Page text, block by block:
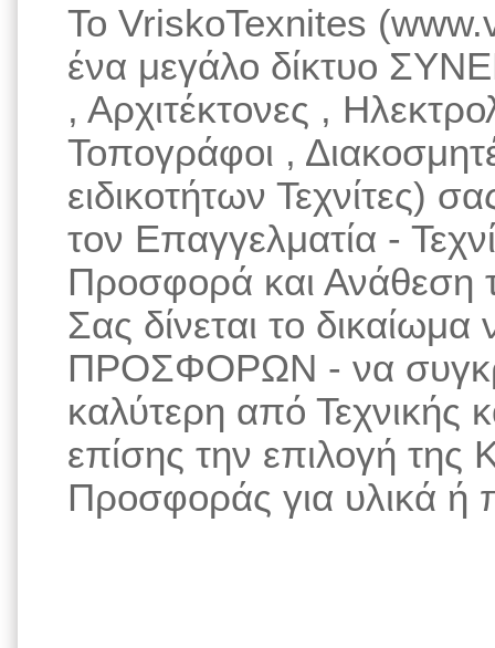
Το VriskoTexnites
ένα μεγάλο δίκτυο
, Αρχιτέκτονες ,
Τοπογράφοι ,
ειδικοτήτων Τεχνίτες)
τον Επαγγελματία -
Προσφορά και Ανάθεση
Σας δίνεται το δικαίωμα
ΠΡΟΣΦΟΡΩΝ - να
καλύτερη από Τεχνικής
επίσης την επιλογή της
Προσφοράς για υλικά ή